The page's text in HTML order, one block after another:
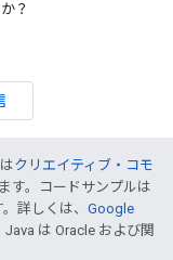
？
クリエイティブ・コモ
す。コードサンプルは
詳しくは、 Google
は Oracle および関